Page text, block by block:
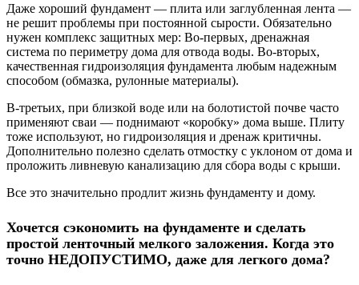
Даже хороший фундамент — плита или заглубленная лента —
не решит проблемы при постоянной сырости. Обязательно
нужен комплекс защитных мер: Во-первых, дренажная
система по периметру дома для отвода воды. Во-вторых,
качественная гидроизоляция фундамента любым надежным
способом (обмазка, рулонные материалы).
В-третьих, при близкой воде или на болотистой почве часто
применяют сваи — поднимают «коробку» дома выше. Плиту
тоже используют, но гидроизоляция и дренаж критичны.
Дополнительно полезно сделать отмостку с уклоном от дома и
проложить ливневую канализацию для сбора воды с крыши.
Все это значительно продлит жизнь фундаменту и дому.
Хочется сэкономить на фундаменте и сделать
простой ленточный мелкого заложения. Когда это
точно НЕДОПУСТИМО, даже для легкого дома?